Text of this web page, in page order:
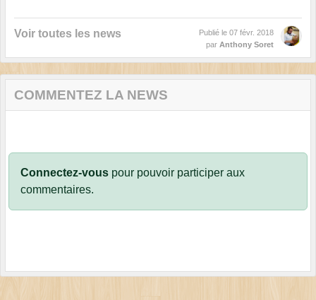
Voir toutes les news Publié le 07 févr. 2018
par Anthony Soret
COMMENTEZ LA NEWS
Connectez-vous pour pouvoir participer aux
commentaires.